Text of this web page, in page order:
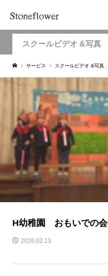
スクールビデオ &写真
サービス スクールビデオ &写真
H幼稚園 おもいでの会
2026.02.13